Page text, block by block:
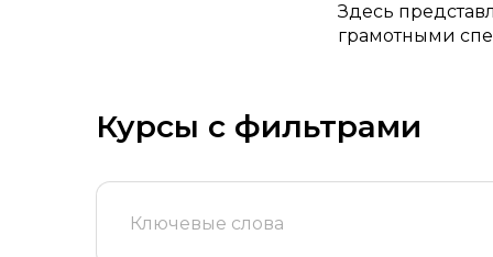
Здесь
грамотными
попробуйте
Курсы с фильтрами